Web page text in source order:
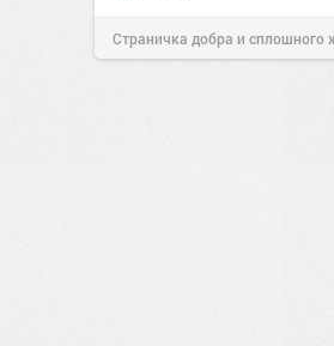
Страничка добра и сплошного